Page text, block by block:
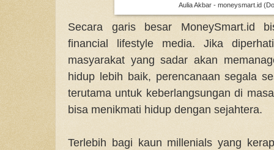
Aulia Akbar - moneysmart.id
Secara garis besar MoneySmart.id
financial lifestyle media. Jika
masyarakat yang sadar akan
hidup lebih baik, perencanaan segala
terutama untuk keberlangsungan di
bisa menikmati hidup dengan sejahtera.
Terlebih bagi kaun millenials yang